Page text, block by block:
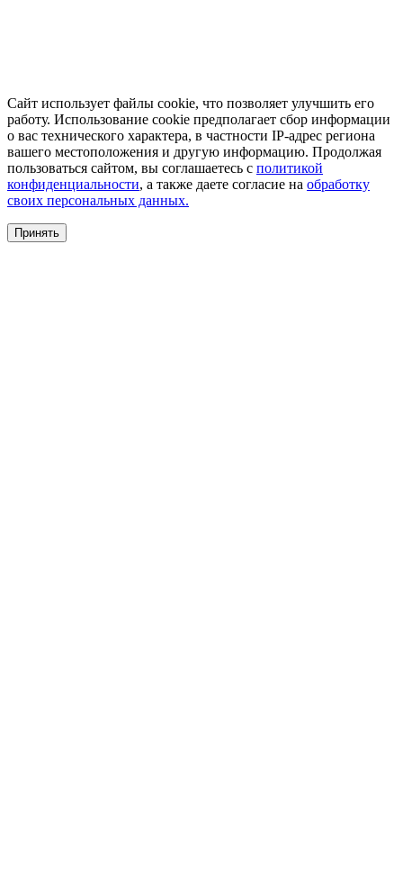
Сайт использует файлы cookie, что позволяет улучшить его
работу. Использование cookie предполагает сбор информации
о вас технического характера, в частности IP-адрес региона
вашего местоположения и другую информацию. Продолжая
пользоваться сайтом, вы соглашаетесь с политикой
конфиденциальности, а также даете согласие на обработку
своих персональных данных.
Принять